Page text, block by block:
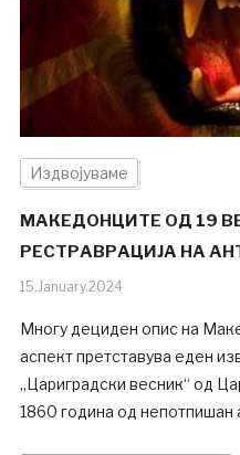
Издвојуваме
МАКЕДОНЦИТЕ ОД 19
РЕСТРАВРАЦИЈА НА
15.January.2024
Многу дециден опис на
ас­пект прет­ста­­вува еден
„Цариг­рад­с­ки вес­ник“ од
1860 година од непот­пишан